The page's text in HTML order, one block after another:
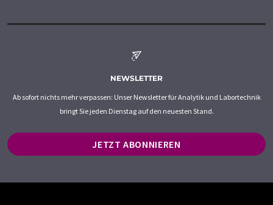
NEWSLETTER
Ab sofort nichts mehr verpassen: Unser Newsletter für Analytik und Labortechnik
bringt Sie jeden Dienstag auf den neuesten Stand.
JETZT ABONNIEREN